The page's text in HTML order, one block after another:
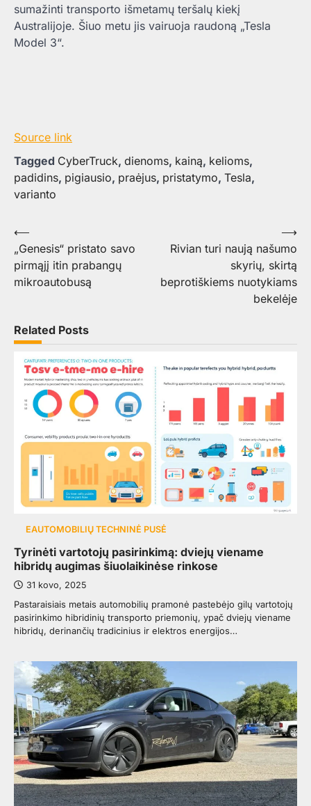
sumažinti transporto išmetamų teršalų kiekį
Australijoje. Šiuo metu jis vairuoja raudoną „Tesla
Model 3“.
Source link
Tagged CyberTruck, dienoms, kainą, kelioms,
padidins, pigiausio, praėjus, pristatymo, Tesla,
varianto
Navigacija
tarp
įrašų
⟵
„Genesis“ pristato savo
pirmąjį itin prabangų
mikroautobusą
Rivian turi naują našumo
skyrių, skirtą
beprotiškiems nuotykiams
bekelėje
⟶
Related Posts
EAUTOMOBILIŲ TECHNINĖ PUSĖ
Tyrinėti vartotojų pasirinkimą: dviejų viename
hibridų augimas šiuolaikinėse rinkose
31 kovo, 2025
Pastaraisiais metais automobilių pramonė pastebėjo gilų vartotojų
pasirinkimo hibridinių transporto priemonių, ypač dviejų viename
hibridų, derinančių tradicinius ir elektros energijos…